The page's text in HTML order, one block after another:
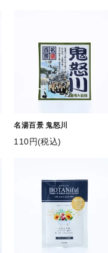
名湯百景 鬼怒川
110円(税込)